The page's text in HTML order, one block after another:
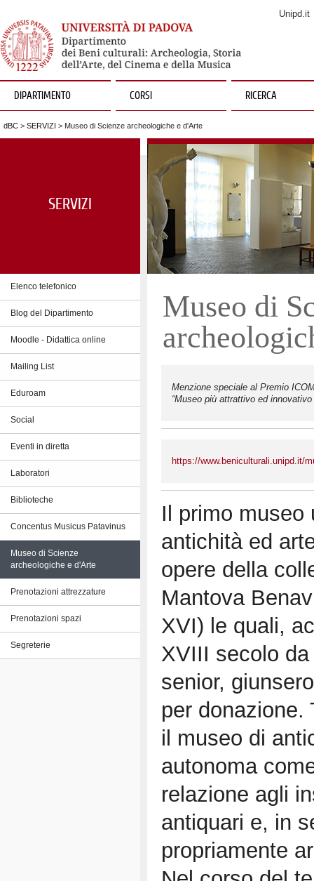
Unipd.it
DIPARTIMENTO CORSI RICERCA
dBC > SERVIZI > Museo di Scienze archeologiche e d'Arte
SERVIZI
Elenco telefonico
Blog del Dipartimento
Moodle - Didattica online
Mailing List
Eduroam
Social
Eventi in diretta
Laboratori
Biblioteche
Concentus Musicus Patavinus
Museo di Scienze
archeologiche e d'Arte
Prenotazioni attrezzature
Prenotazioni spazi
Segreterie
Museo di
Menzione speciale al Premio
“Museo più attrattivo ed
https://www.beniculturali.unipd.it/
Il primo museo
antichità ed
opere della
Mantova
XVI) le quali,
XVIII secolo
senior,
per donazione.
il museo di
autonoma
relazione agli
antiquari e, in
propriamente